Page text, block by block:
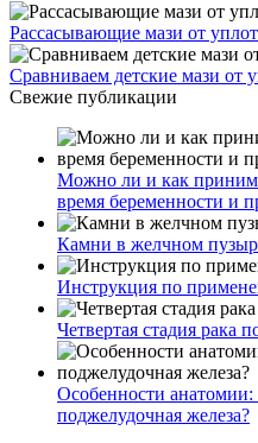
Рассасывающие мази от
Сравниваем детские мази от
Свежие публикации
Можно ли и как
время беременности и
Камни в желчном
Инструкция по
Четвертая стадия рака
Особенности анатомии:
поджелудочная железа?